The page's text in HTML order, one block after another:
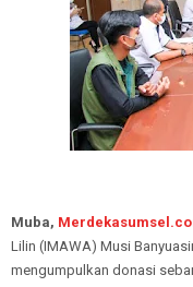
Muba,
Lilin (IMAWA) Musi
mengumpulkan donasi